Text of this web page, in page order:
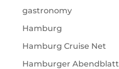
gastronomy
Hamburg
Hamburg Cruise Net
Hamburger Abendblatt